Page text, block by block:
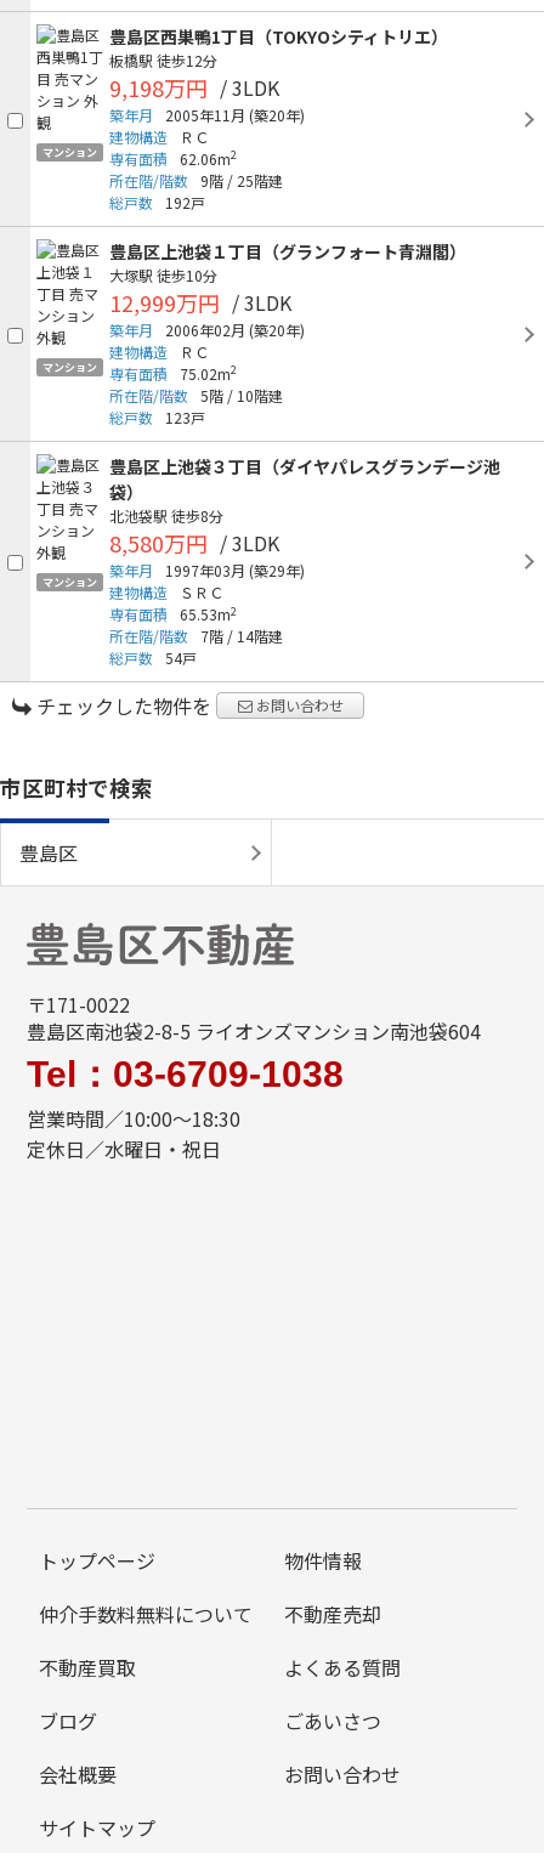
マンション
豊島区西巣鴨1丁目（TOKYOシティトリエ）
板橋駅 徒歩12分
9,198万円 / 3LDK
築年月 2005年11月 (築20年)
建物構造
ＲＣ
専有面積
62.06m2
所在階/階数 9階 / 25階建
総戸数
192戸
マンション
豊島区上池袋１丁目（グランフォート青淵閣）
大塚駅 徒歩10分
12,999万円 / 3LDK
築年月 2006年02月 (築20年)
建物構造
ＲＣ
専有面積
75.02m2
所在階/階数 5階 / 10階建
総戸数
123戸
マンション
豊島区上池袋３丁目（ダイヤパレスグランデージ池
袋）
北池袋駅 徒歩8分
8,580万円 / 3LDK
築年月 1997年03月 (築29年)
建物構造
ＳＲＣ
専有面積
65.53m2
所在階/階数 7階 / 14階建
総戸数 54戸
チェックした物件を お問い合わせ
市区町村で検索
豊島区
〒171-0022
豊島区南池袋2-8-5 ライオンズマンション南池袋604
Tel：03-6709-1038
営業時間／10:00～18:30
定休日／水曜日・祝日
トップページ
物件情報
仲介手数料無料について
不動産売却
不動産買取
よくある質問
ブログ
ごあいさつ
会社概要
お問い合わせ
サイトマップ